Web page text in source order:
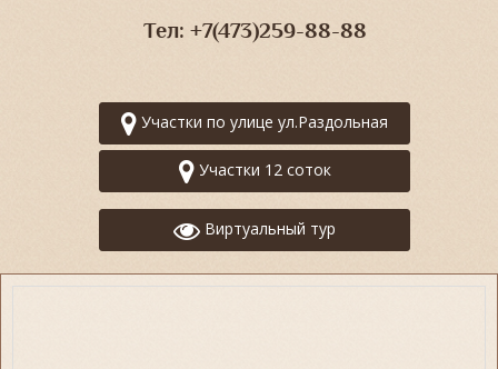
Тел: +7(473)259-88-88
Участки по улице ул.Раздольная
Участки 12 соток
Виртуальный тур